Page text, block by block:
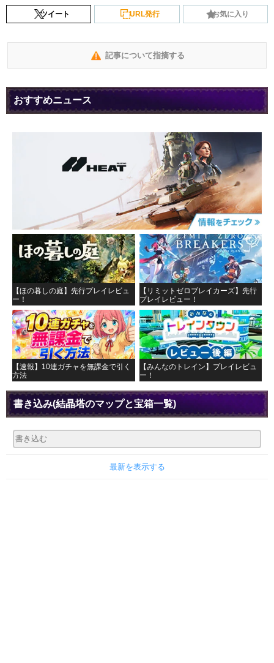
ツイート URL発行 お気に入り
記事について指摘する
おすすめニュース
【ほの暮しの庭】先行プレイレビュ
ー！
【リミットゼロブレイカーズ】先行
プレイレビュー！
【速報】10連ガチャを無課金で引く
方法
【みんなのトレイン】プレイレビュ
ー！
書き込み(結晶塔のマップと宝箱一覧)
最新を表示する